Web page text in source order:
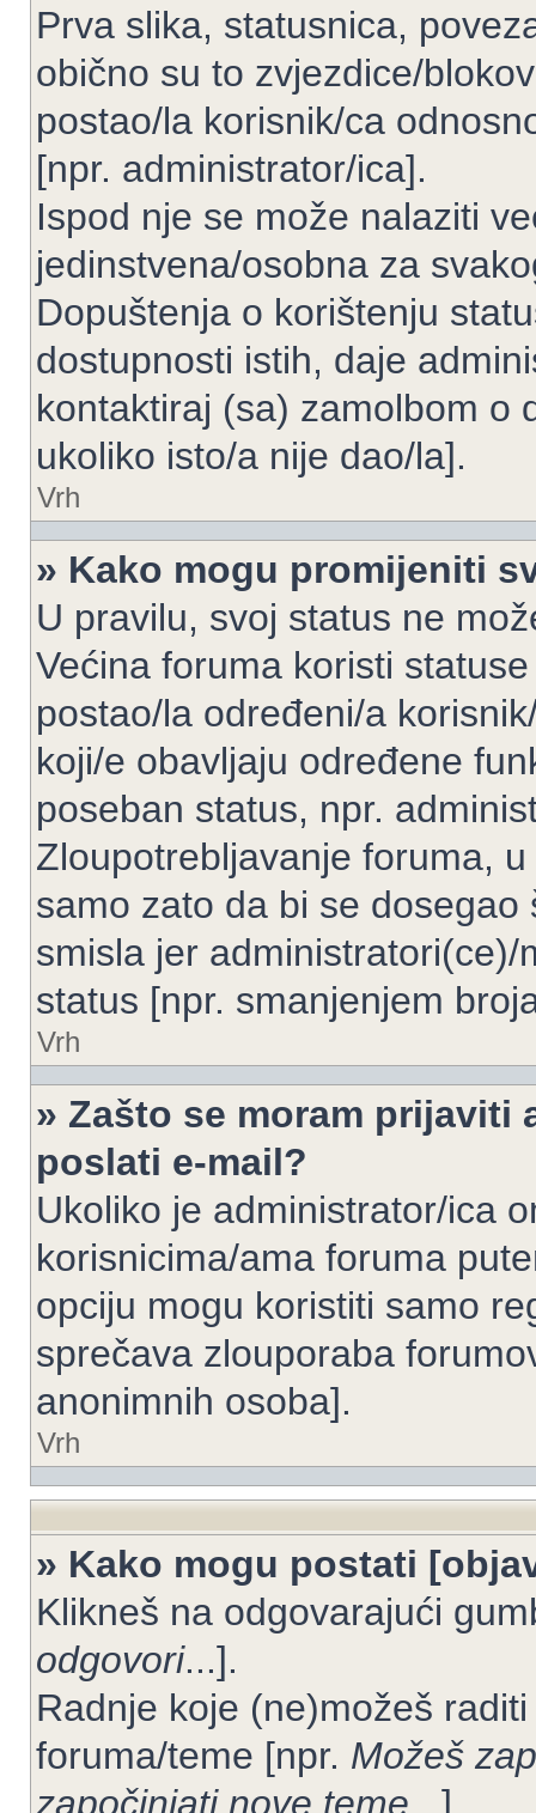
Prva slika, statusnica,
obično su to zvjezdice/
postao/la korisnik/ca
[npr. administrator/ica].
Ispod nje se može nalaziti
jedinstvena/osobna za
Dopuštenja o korištenju
dostupnosti istih, daje
kontaktiraj (sa) zamolbom o
ukoliko isto/a nije dao/la].
Vrh
» Kako mogu promijeniti
U pravilu, svoj status ne
Većina foruma koristi
postao/la određeni/a
koji/e obavljaju određene
poseban status, npr.
Zloupotrebljavanje foruma,
samo zato da bi se
smisla jer
status [npr. smanjenjem
Vrh
» Zašto se moram prijaviti
poslati e-mail?
Ukoliko je administrator/ica
korisnicima/ama foruma
opciju mogu koristiti samo
sprečava zlouporaba
anonimnih osoba].
Vrh
» Kako mogu postati
Klikneš na odgovarajući
odgovori...].
Radnje koje (ne)možeš
foruma/teme [npr. Možeš
započinjati nove teme ...].